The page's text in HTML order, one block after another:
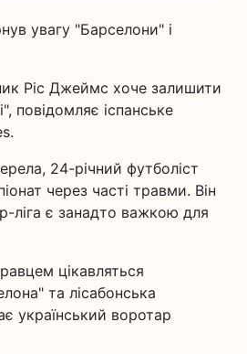
увагу "Барселони" і
Ріс Джеймс хоче залишити
повідомляє іспанське
24-річний футболіст
через часті травми. Він
є занадто важкою для
цікавляться
та лісабонська
український воротар